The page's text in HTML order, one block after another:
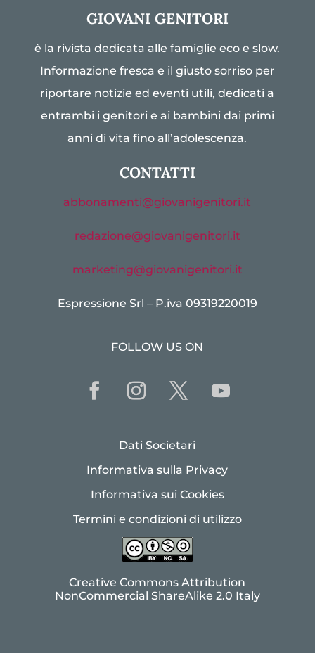
GIOVANI GENITORI
è la rivista dedicata alle famiglie eco e slow.
Informazione fresca e il giusto sorriso per
riportare notizie ed eventi utili, dedicati a
entrambi i genitori e ai bambini dai primi
anni di vita fino all’adolescenza.
CONTATTI
abbonamenti@giovanigenitori.it
redazione@giovanigenitori.it
marketing@giovanigenitori.it
Espressione Srl – P.iva 09319220019
FOLLOW US ON
Dati Societari
Informativa sulla Privacy
Informativa sui Cookies
Termini e condizioni di utilizzo
Creative Commons Attribution
NonCommercial ShareAlike 2.0 Italy